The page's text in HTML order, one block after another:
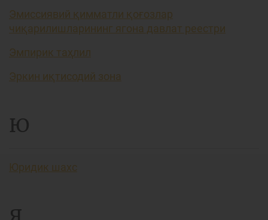
Эмиссиявий қимматли қоғозлар
чиқарилишларининг ягона давлат реестри
Эмпирик таҳлил
Эркин иқтисодий зона
Ю
Юридик шахс